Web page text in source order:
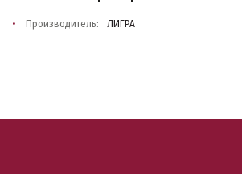
Производитель: ЛИГРА